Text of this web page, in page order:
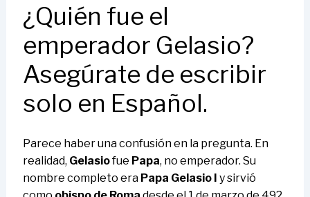
¿Quién fue el
emperador Gelasio?
Asegúrate de escribir
solo en Español.
Parece haber una confusión en la pregunta. En
realidad, Gelasiofue Papa, no emperador. Su
nombre completo era Papa Gelasio I y sirvió